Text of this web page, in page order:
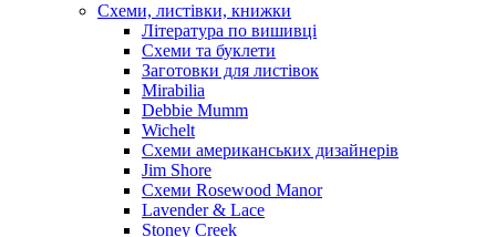
Схеми, листівки, книжки
Література по вишивці
Схеми та буклети
Заготовки для листівок
Mirabilia
Debbie Mumm
Wichelt
Схеми американських дизайнерів
Jim Shore
Cхеми Rosewood Manor
Lavender & Lace
Stoney Creek